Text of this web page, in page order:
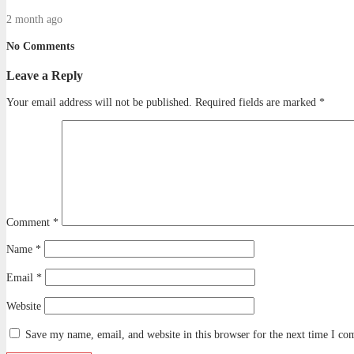
2 month ago
No Comments
Leave a Reply
Your email address will not be published. Required fields are marked *
Comment *
Name *
Email *
Website
Save my name, email, and website in this browser for the next time I